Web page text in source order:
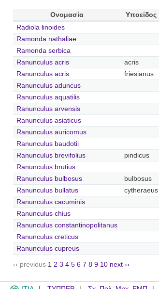
Ονομασία Υποείδος
Radiola linoides
Ramonda nathaliae
Ramonda serbica
Ranunculus acris
acris
Ranunculus acris
friesianus
Ranunculus aduncus
Ranunculus aquatilis
Ranunculus arvensis
Ranunculus asiaticus
Ranunculus auricomus
Ranunculus baudotii
Ranunculus brevifolius
pindicus
Ranunculus brutius
Ranunculus bulbosus
bulbosus
Ranunculus bullatus
cytheraeus
Ranunculus cacuminis
Ranunculus chius
Ranunculus constantinopolitanus
Ranunculus creticus
Ranunculus cupreus
‹‹ previous 1 2 3 4 5 6 7 8 9 10 next ››